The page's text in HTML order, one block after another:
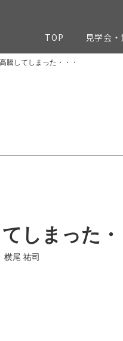
TOP 見学会
騰してしまった・・・
しまった・
横尾 祐司